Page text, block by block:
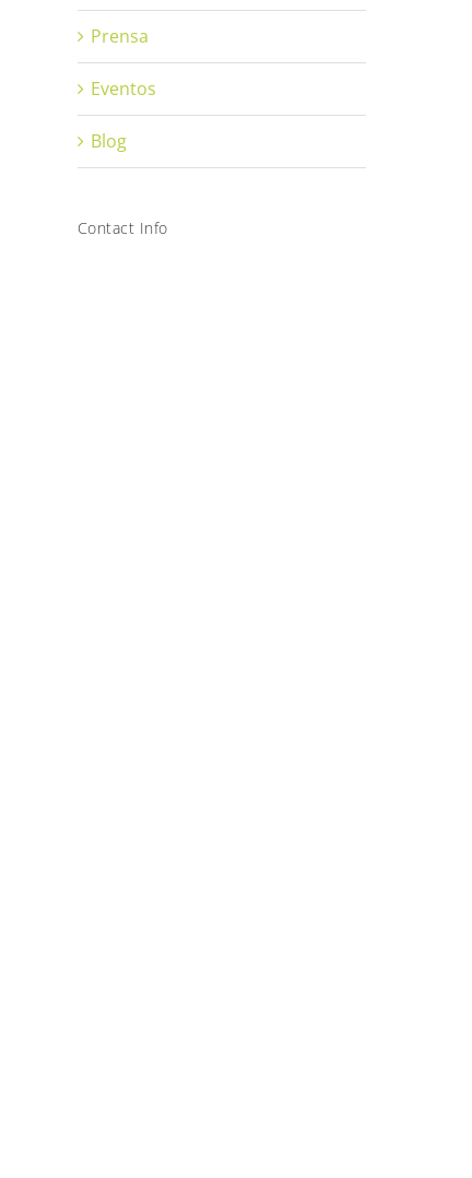
Prensa
Eventos
Blog
Contact Info